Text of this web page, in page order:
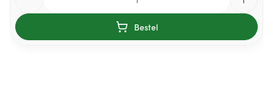
Bestel